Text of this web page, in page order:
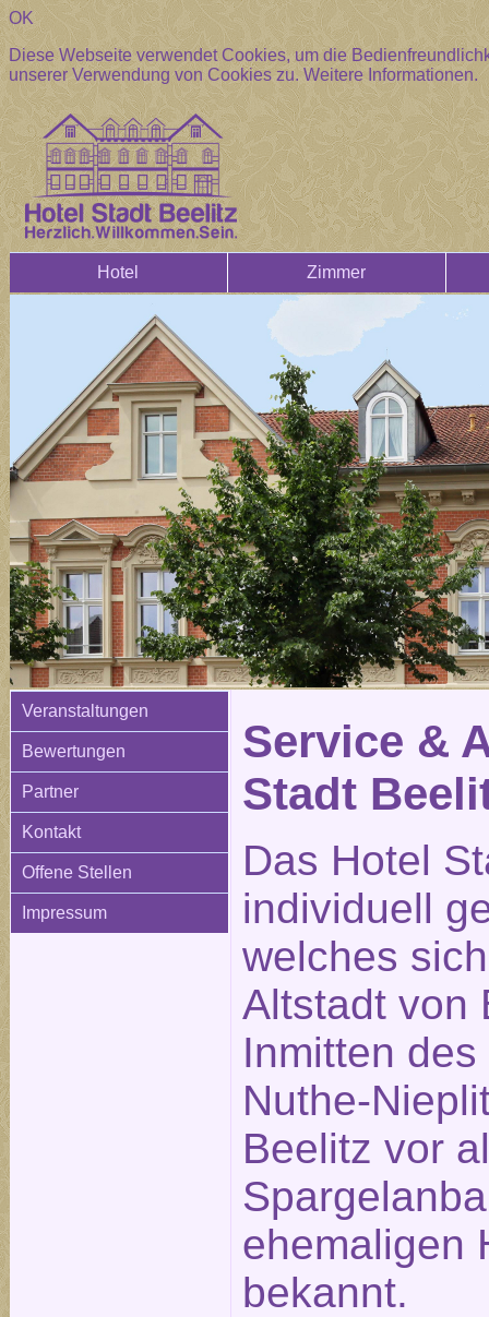
OK
Diese Webseite verwendet Cookies, um die
unserer Verwendung von Cookies zu.Weitere Informationen.
Hotel Zimmer
Veranstaltungen
Bewertungen
Partner
Kontakt
Offene Stellen
Impressum
Service &
Stadt
Das Hotel
individuell
welches
Altstadt von
Inmitten
Nuthe-
Beelitz vor
ehemaligen
bekannt.